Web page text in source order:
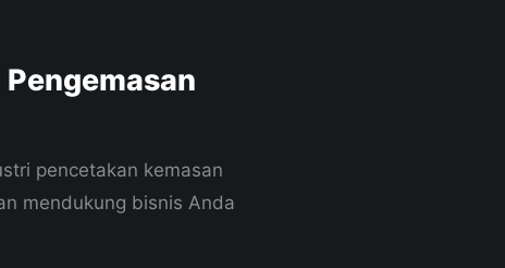
pencetakan kemasan
mendukung bisnis Anda